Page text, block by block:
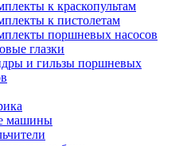
к краскопультам
к пистолетам
поршневых насосов
глазки
и гильзы поршневых
машины